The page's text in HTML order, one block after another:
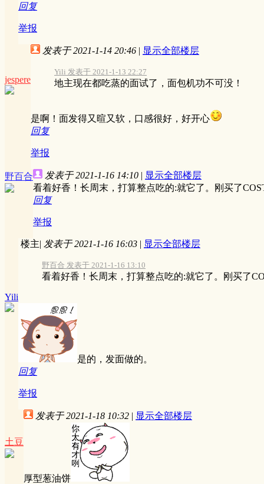
回复
举报
jespere
发表于 2021-1-14 20:46 | 显示全部楼层
Yili 发表于 2021-1-13 22:27
地主现在都吃蒸的面试了，面包机功不可没！
是啊！面发得又暄又软，口感很好，好开心
回复
举报
野百合 发表于 2021-1-16 14:10 | 显示全部楼层
看着好香！长周末，打算整点吃的:就它了。刚买了
回复
举报
Yili
楼主| 发表于 2021-1-16 16:03 | 显示全部楼层
野百合 发表于 2021-1-16 13:10
看着好香！长周末，打算整点吃的:就它了。刚买了
是的，发面做的。
回复
举报
土豆
发表于 2021-1-18 10:32 | 显示全部楼层
厚型葱油饼